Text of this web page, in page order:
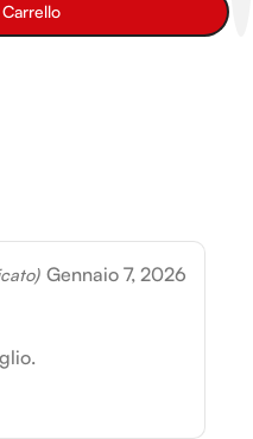
Gennaio 7, 2026